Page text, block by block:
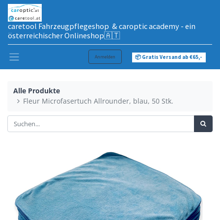
caretool Fahrzeugpflegeshop & caroptic academy - ein
österreichischer Onlineshop🇦🇹
Anmelden 📦 Gratis Versand ab €65,-
Alle Produkte
Fleur Microfasertuch Allrounder, blau, 50 Stk.